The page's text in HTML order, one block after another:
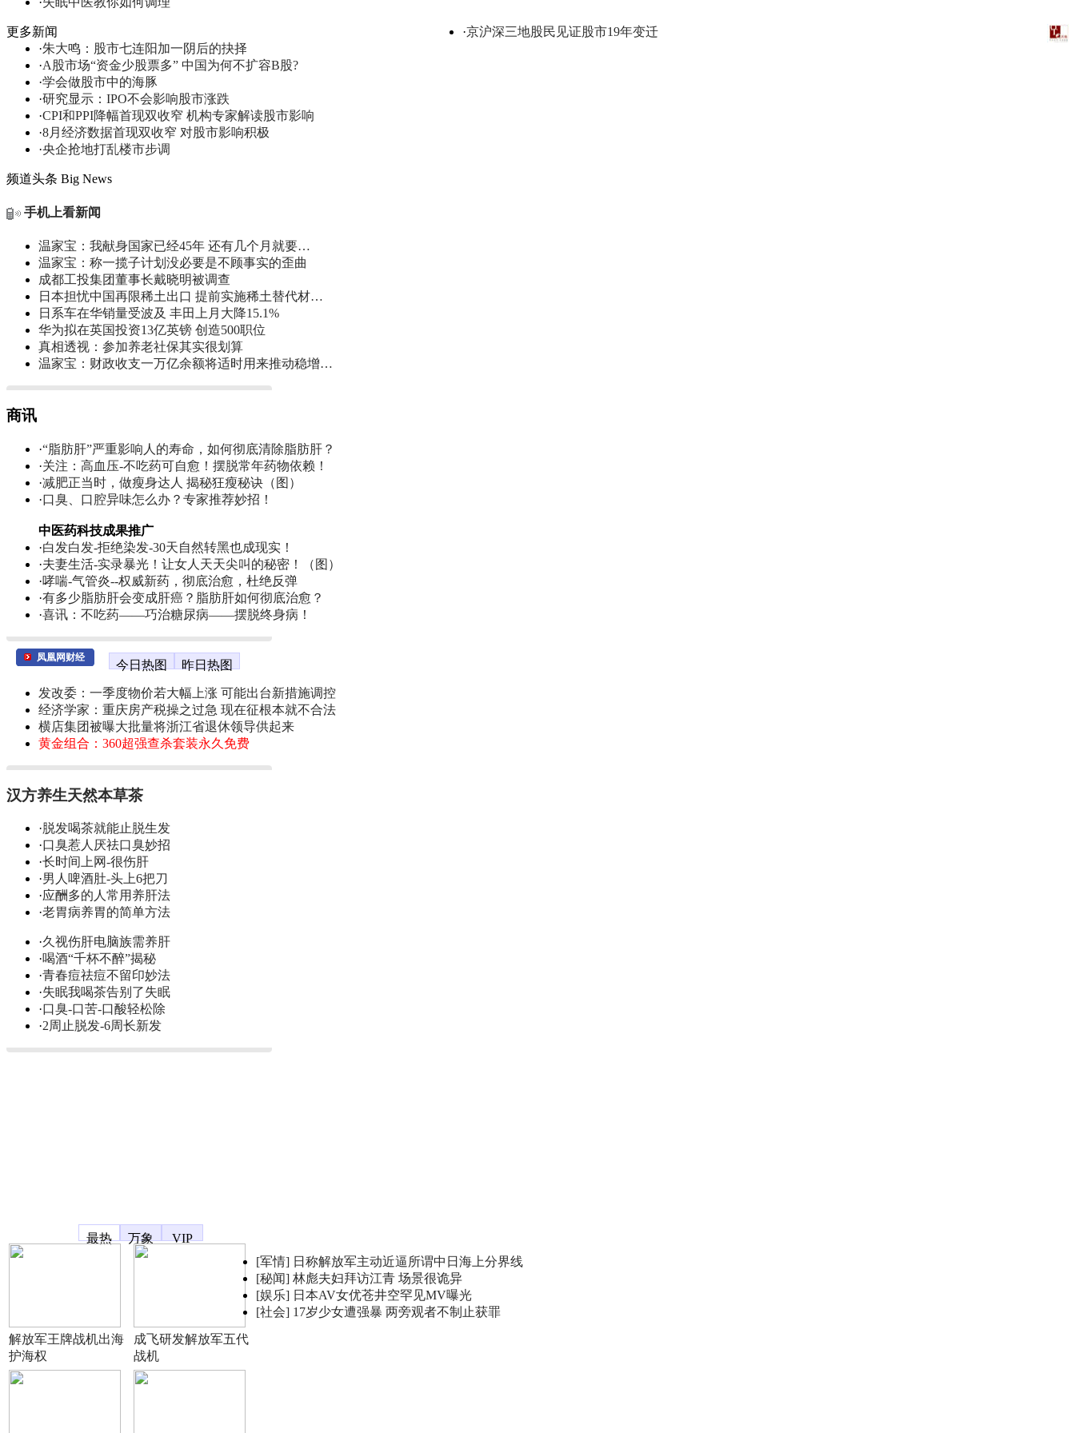
更多新闻 ·京沪深三地股民见证股市19年变迁
·朱大鸣：股市七连阳加一阴后的抉择
·A股市场“资金少股票多” 中国为何不扩容B股?
·学会做股市中的海豚
·研究显示：IPO不会影响股市涨跌
·CPI和PPI降幅首现双收窄 机构专家解读股市影响
·8月经济数据首现双收窄 对股市影响积极
·央企抢地打乱楼市步调
频道头条 Big News
手机上看新闻
温家宝：我献身国家已经45年 还有几个月就要…
温家宝：称一揽子计划没必要是不顾事实的歪曲
成都工投集团董事长戴晓明被调查
日本担忧中国再限稀土出口 提前实施稀土替代材…
日系车在华销量受波及 丰田上月大降15.1%
华为拟在英国投资13亿英镑 创造500职位
真相透视：参加养老社保其实很划算
温家宝：财政收支一万亿余额将适时用来推动稳增…
商讯
·“脂肪肝”严重影响人的寿命，如何彻底清除脂肪肝？
·关注：高血压-不吃药可自愈！摆脱常年药物依赖！
·减肥正当时，做瘦身达人 揭秘狂瘦秘诀（图）
·口臭、口腔异味怎么办？专家推荐妙招！
中医药科技成果推广
·白发白发-拒绝染发-30天自然转黑也成现实！
·夫妻生活-实录暴光！让女人天天尖叫的秘密！（图）
·哮喘-气管炎--权威新药，彻底治愈，杜绝反弹
·有多少脂肪肝会变成肝癌？脂肪肝如何彻底治愈？
·喜讯：不吃药——巧治糖尿病——摆脱终身病！
凤凰网财经
今日热图 昨日热图
发改委：一季度物价若大幅上涨 可能出台新措施调控
经济学家：重庆房产税操之过急 现在征根本就不合法
横店集团被曝大批量将浙江省退休领导供起来
黄金组合：360超强查杀套装永久免费
汉方养生天然本草茶
·脱发喝茶就能止脱生发
·口臭惹人厌祛口臭妙招
·长时间上网-很伤肝
·男人啤酒肚-头上6把刀
·应酬多的人常用养肝法
·老胃病养胃的简单方法
·久视伤肝电脑族需养肝
·喝酒“千杯不醉”揭秘
·青春痘祛痘不留印妙法
·失眠我喝茶告别了失眠
·口臭-口苦-口酸轻松除
·2周止脱发-6周长新发
最热
万象 VIP
解放军王牌战机出海
护海权
成飞研发解放军五代
战机
[军情] 日称解放军主动近逼所谓中日海上分界线
[秘闻] 林彪夫妇拜访江青 场景很诡异
[娱乐] 日本AV女优苍井空罕见MV曝光
[社会] 17岁少女遭强暴 两旁观者不制止获罪